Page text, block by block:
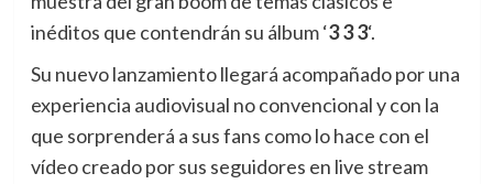
inéditos que contendrán su álbum ‘3 3 3‘.
Su nuevo lanzamiento llegará acompañado por una
experiencia audiovisual no convencional y con la
que sorprenderá a sus fans como lo hace con el
vídeo creado por sus seguidores en live stream